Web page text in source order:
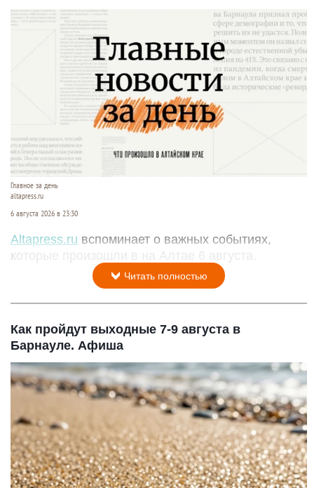
Главное за день
altapress.ru
6 августа 2026 в 23:30
Altapress.ru вспоминает о важных событиях,
которые произошли в на Алтае 6 августа.
Читать полностью
Как пройдут выходные 7-9 августа в
Барнауле. Афиша